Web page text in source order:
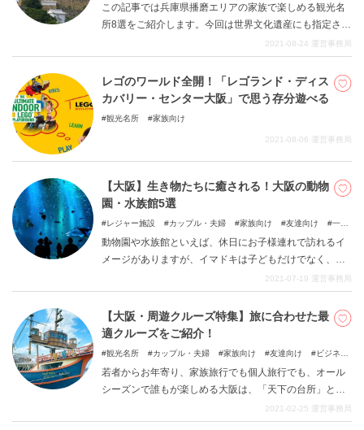
この記事では兵庫県播磨エリアの家族で楽しめる観光名
所8選をご紹介します。今回は世界文化遺産にも指定され
ている姫路城や『忠臣蔵』ゆかりの赤穂市などのエリア
にスポットを当てました。歴史的建造物から家族連れで
楽しめるレジャー施設まで見どころの多い内容となって
います。ぜひ、お気に入りのスポットを見つけて家族で
2021-08-24 運営事務局
レゴのワールド全開！「レゴランド・ディス
カバリー・センター大阪」で思う存分遊べる
観光名所 家族向け
2021-08-06 運営事務局
【大阪】生き物たちに癒される！大阪の動物
園・水族館5選
レジャー施設 カップル・夫婦 家族向け 友達向け
一人
動物園や水族館といえば、休日にお子様連れで訪れるイ
メージがありますが、イマドキは子どもだけでなく、大
人も楽しめます！ 可愛い動物たちが暮らす姿や、海の生
物たちが悠々と泳ぐ美しい姿は、忙しい日々から現実逃
避できるパワーがあります。 今回は、大阪でおすすめの
動物園・水族館を5施設ご紹介いたします。 ぜひ大阪観
2021-07-19 運営事務局
【大阪・周遊クルーズ特集】旅に合わせた最
適クルーズをご紹介！
観光名所 カップル・夫婦 家族向け 友達向け
ビジネ
若者からお年寄り、家族旅行でも個人旅行でも、オール
シーズンで誰もが楽しめる大阪は、「天下の台所」とし
て知られた水の都としても有名です。この特集では、大
阪旅行において鉄板ともいえるアクティビティ「周遊ク
2021-02-25 運営事務局